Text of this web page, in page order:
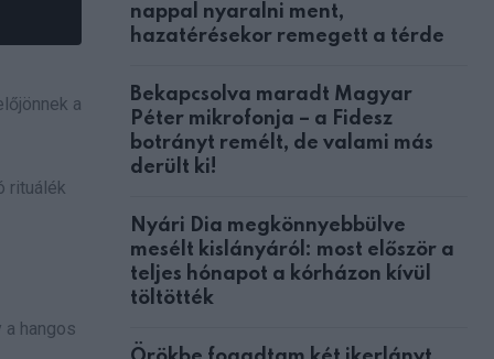
a
rituálék
hangos
nappal nyaralni ment,
hazatérésekor remegett a térde
Bekapcsolva maradt Magyar
Péter mikrofonja – a Fidesz
botrányt remélt, de valami más
derült ki!
Nyári Dia megkönnyebbülve
mesélt kislányáról: most először a
teljes hónapot a kórházon kívül
töltötték